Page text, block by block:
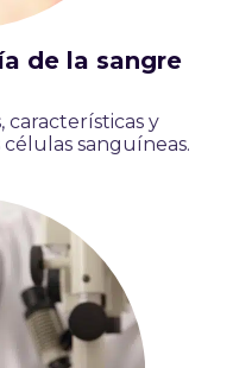
de la sangre
características y
sanguíneas.